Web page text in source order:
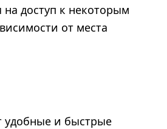
доступ к некоторым
от места
удобные и быстрые